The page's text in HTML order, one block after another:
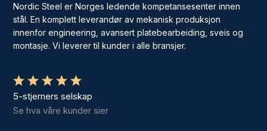
Nordic Steel er Norges ledende kompetansesenter innen
stål. En komplett leverandør av mekanisk produksjon
innenfor engineering, avansert platebearbeiding, sveis og
montasje. Vi leverer til kunder i alle bransjer.
5-stjerners selskap
Se hva våre kunder sier